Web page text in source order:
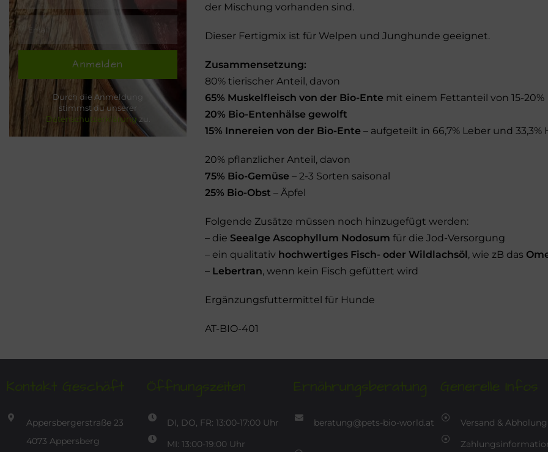
Anmelden
Durch die Anmeldung
stimmst du unserer
Datenschutzerklärungzu.
der Mischung vorhanden sind.
Dieser Fertigmix ist für Welpen und Junghunde geeignet.
Zusammensetzung:
80% tierischer Anteil, davon
65% Muskelfleisch von der Bio-Ente mit einem Fettanteil von 15-20%
20% Bio-Entenhälse gewolft
15% Innereien von der Bio-Ente – aufgeteilt in 66,7% Leber und 33,3%
20% pflanzlicher Anteil, davon
75% Bio-Gemüse – 2-3 Sorten saisonal
25% Bio-Obst – Äpfel
Folgende Zusätze müssen noch hinzugefügt werden:
– die Seealge Ascophyllum Nodosum für die Jod-Versorgung
– ein qualitativ hochwertiges Fisch- oder Wildlachsöl, wie zB das
– Lebertran, wenn kein Fisch gefüttert wird
Ergänzungsfuttermittel für Hunde
AT-BIO-401
Kontakt Geschäft
Appersbergerstraße 23
4073 Appersberg
Öffnungszeiten
DI, DO, FR: 13:00-17:00 Uhr
MI: 13:00-19:00 Uhr
Ernährungsberatung
beratung@pets-bio-world.at
Generelle Infos
Versand & Abholung